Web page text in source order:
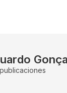
publicaciones